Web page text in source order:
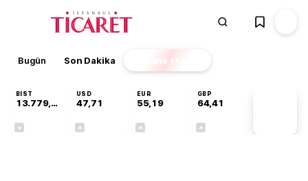
Bugün Son Dakika Finans EKSTRA
BIST
13.779,39
USD
47,71
EUR
55,19
GBP
64,41